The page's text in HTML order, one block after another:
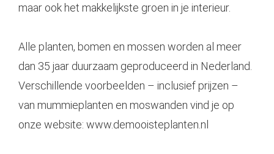
maar ook het makkelijkste groen in je interieur.
Alle planten, bomen en mossen worden al meer
dan 35 jaar duurzaam geproduceerd in Nederland.
Verschillende voorbeelden – inclusief prijzen –
van mummieplanten en moswanden vind je op
onze website: www.demooisteplanten.nl